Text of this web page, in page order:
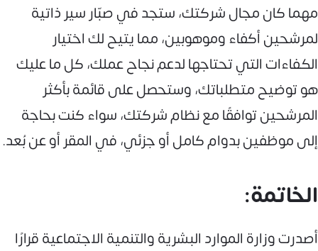
مهما كان مجال شركتك، ستجد في صبّار سير ذاتية
لمرشحين أكفاء وموهوبين، مما يتيح لك اختيار
الكفاءات التي تحتاجها لدعم نجاح عملك، كل ما عليك
هو توضيح متطلباتك، وستحصل على قائمة بأكثر
المرشحين توافقًا مع نظام شركتك، سواء كنت بحاجة
إلى موظفين بدوام كامل أو جزئي، في المقر أو عن بُعد.
الخاتمة:
أصدرت وزارة الموارد البشرية والتنمية الاجتماعية قرارًا